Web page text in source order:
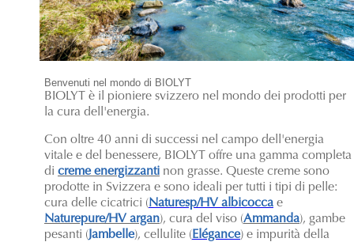
Benvenuti nel mondo di BIOLYT
BIOLYT è il pioniere svizzero nel mondo dei prodotti per
la cura dell'energia.
Con oltre 40 anni di successi nel campo dell'energia
vitale e del benessere, BIOLYT offre una gamma completa
di creme energizzanti non grasse. Queste creme sono
prodotte in Svizzera e sono ideali per tutti i tipi di pelle:
cura delle cicatrici (Naturesp/HV albicocca e
Naturepure/HV argan), cura del viso (Ammanda), gambe
pesanti (Jambelle), cellulite (Elégance) e impurità della